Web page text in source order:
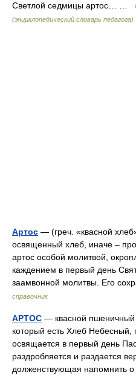
Светлой седмицы артос… …
(энциклопедический словарь педагога)
Артос — (греч. «квасной
освященный хлеб, иначе –
артос особой молитвой,
каждением в первый день
заамвонной молитвы. Его
справочник
АРТОС — квасной пшеничный
который есть Хлеб
освящается в первый день
раздробляется и раздается
долженствующая